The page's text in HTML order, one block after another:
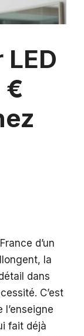
€
d’un
la
dans
C’est
fait déjà